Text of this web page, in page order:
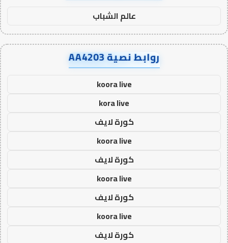
عالم الشباب
روابط نصية AA4203
koora live
kora live
كورة لايف
koora live
كورة لايف
koora live
كورة لايف
koora live
كورة لايف